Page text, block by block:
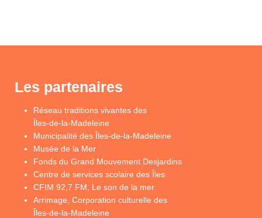
Les partenaires
Réseau traditions vivantes des
Îles-de-la-Madeleine
Municipalité des Îles-de-la-Madeleine
Musée de la Mer
Fonds du Grand Mouvement Desjardins
Centre de services scolaire des Îles
CFIM 92,7 FM, Le son de la mer
Arrimage, Corporation culturelle des
Îles-de-la-Madeleine